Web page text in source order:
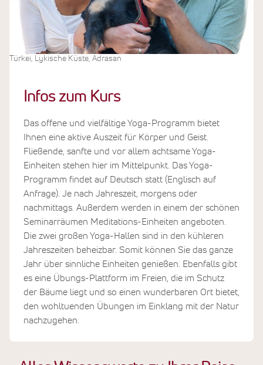
Türkei, Lykische Küste, Adrasan
Infos zum Kurs
Das offene und vielfältige Yoga-Programm bietet
Ihnen eine aktive Auszeit für Körper und Geist.
Fließende, sanfte und vor allem achtsame Yoga-
Einheiten stehen hier im Mittelpunkt. Das Yoga-
Programm findet auf Deutsch statt (Englisch auf
Anfrage). Je nach Jahreszeit, morgens oder
nachmittags. Außerdem werden in einem der schönen
Seminarräumen Meditations-Einheiten angeboten.
Die zwei großen Yoga-Hallen sind in den kühleren
Jahreszeiten beheizbar. Somit können Sie das ganze
Jahr über sinnliche Einheiten genießen. Ebenfalls gibt
es eine Übungs-Plattform im Freien, die im Schutz
der Bäume liegt und so einen wunderbaren Ort bietet,
den wohltuenden Übungen im Einklang mit der Natur
nachzugehen.